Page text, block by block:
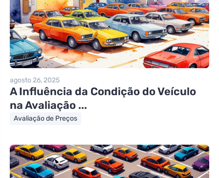
agosto 26, 2025
A Influência da Condição do Veículo
na Avaliação ...
Avaliação de Preços